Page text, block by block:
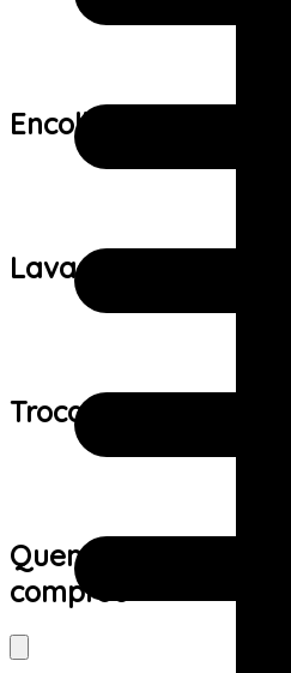
Encolhimento:
Lavagem:
Trocas e devoluções:
Quem viu este
comprou